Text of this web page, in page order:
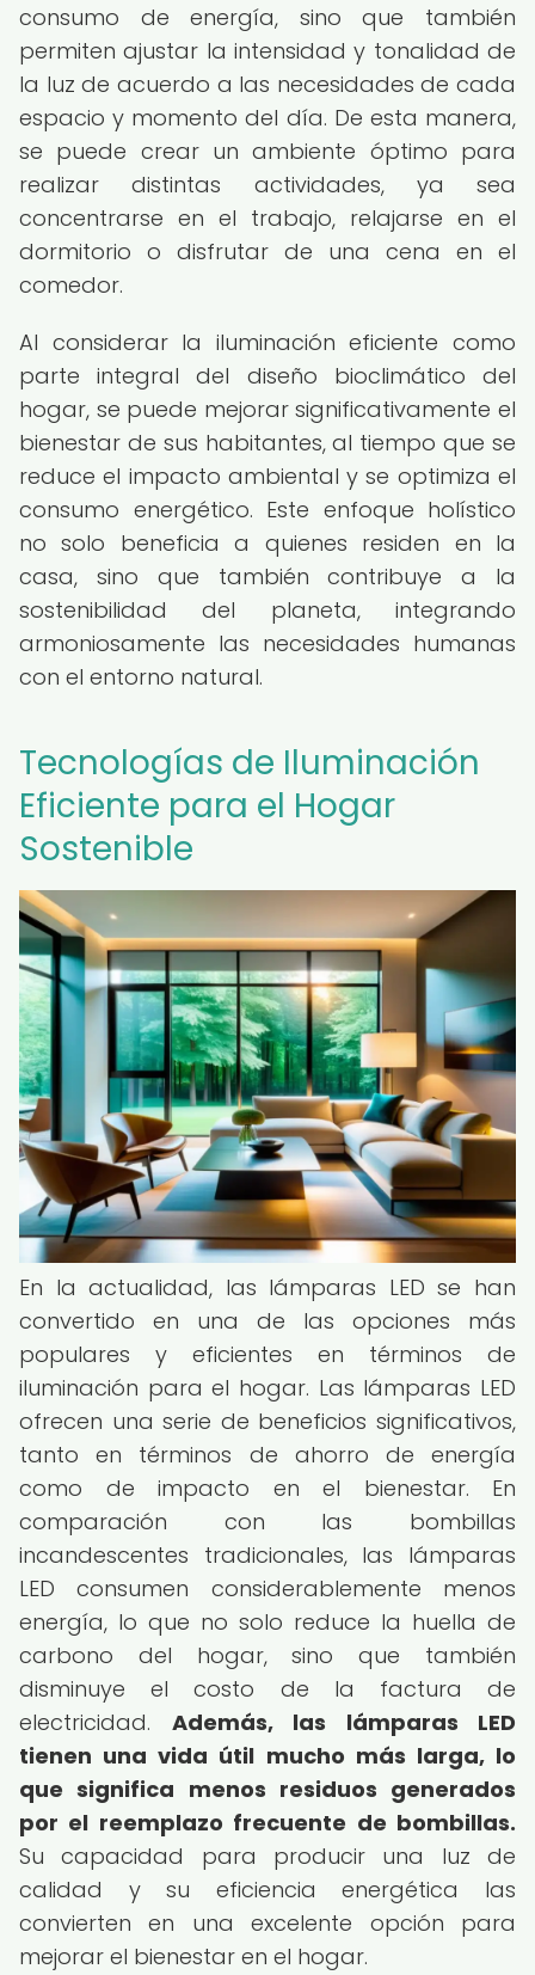
consumo de energía, sino que también
permiten ajustar la intensidad y tonalidad de
la luz de acuerdo a las necesidades de cada
espacio y momento del día. De esta manera,
se puede crear un ambiente óptimo para
realizar distintas actividades, ya sea
concentrarse en el trabajo, relajarse en el
dormitorio o disfrutar de una cena en el
comedor.
Al considerar la iluminación eficiente como
parte integral del diseño bioclimático del
hogar, se puede mejorar significativamente el
bienestar de sus habitantes, al tiempo que se
reduce el impacto ambiental y se optimiza el
consumo energético. Este enfoque holístico
no solo beneficia a quienes residen en la
casa, sino que también contribuye a la
sostenibilidad del planeta, integrando
armoniosamente las necesidades humanas
con el entorno natural.
Tecnologías de Iluminación
Eficiente para el Hogar
Sostenible
En la actualidad, las lámparas LED se han
convertido en una de las opciones más
populares y eficientes en términos de
iluminación para el hogar. Las lámparas LED
ofrecen una serie de beneficios significativos,
tanto en términos de ahorro de energía
como de impacto en el bienestar. En
comparación con las bombillas
incandescentes tradicionales, las lámparas
LED consumen considerablemente menos
energía, lo que no solo reduce la huella de
carbono del hogar, sino que también
disminuye el costo de la factura de
electricidad. Además, las lámparas LED
tienen una vida útil mucho más larga, lo
que significa menos residuos generados
por el reemplazo frecuente de bombillas.
Su capacidad para producir una luz de
calidad y su eficiencia energética las
convierten en una excelente opción para
mejorar el bienestar en el hogar.